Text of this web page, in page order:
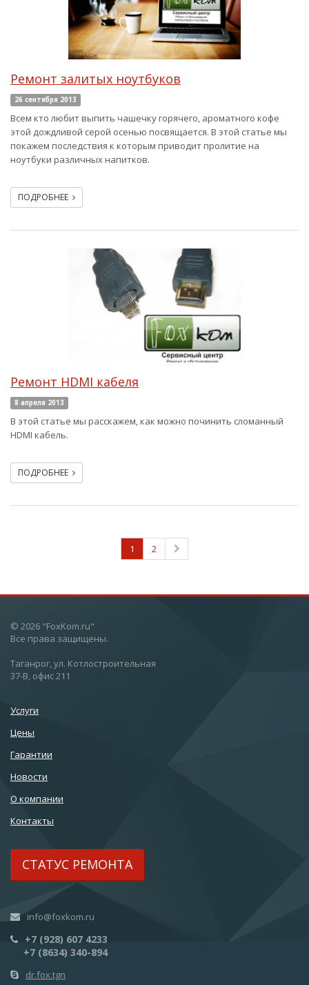
Ремонт залитых ноутбуков
26 сентября 2013
Всем кто любит выпить чашечку горячего, ароматного кофе
этой дождливой серой осенью посвящается. В этой статье мы
покажем последствия к которым приводит пролитие на
ноутбуки различных напитков.
ПОДРОБНЕЕ
Ремонт HDMI кабеля
8 апреля 2013
В этой статье мы расскажем, как можно починить сломанный
HDMI кабель.
ПОДРОБНЕЕ
1 2
© 2026 "FoxKom.ru"
Все права защищены.
Таганрог, ул. Котлостроительная
37-В, офис 211
Услуги
Цены
Гарантии
Новости
О компании
Контакты
СТАТУС РЕМОНТА
info@foxkom.ru
+7 (928) 607 4233
+7 (8634) 340-894
dr.fox.tgn